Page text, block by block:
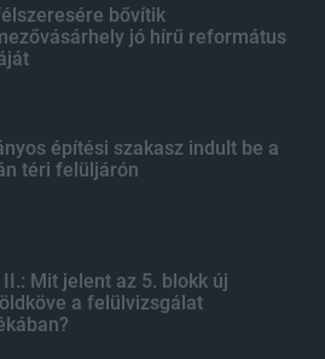
bővítik
jó hírű református
építési szakasz indult be a
téri felüljárón
II.: Mit jelent az 5. blokk új
a felülvizsgálat